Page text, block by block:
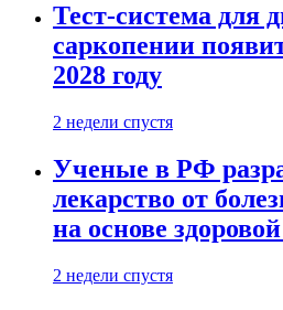
Тест-система для
саркопении
2028 году
2 недели спустя
Ученые в РФ
лекарство от
на основе
2 недели спустя